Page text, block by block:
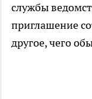
службы
приглашение
другое, чего